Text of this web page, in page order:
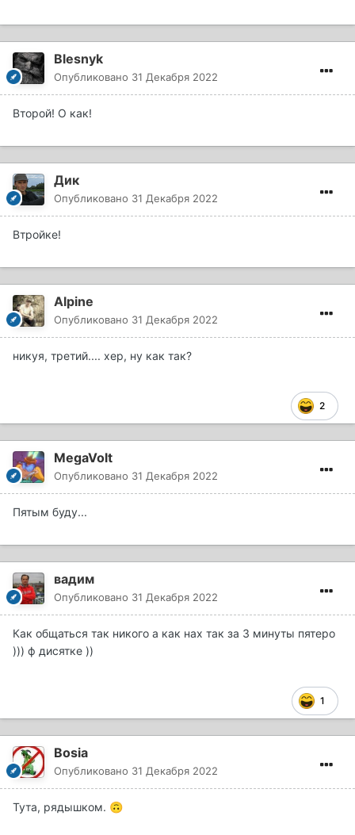
Blesnyk
Опубликовано 31 Декабря 2022
Второй! О как!
Дик
Опубликовано 31 Декабря 2022
Втройке!
Alpine
Опубликовано 31 Декабря 2022
никуя, третий.... хер, ну как так?
2
MegaVolt
Опубликовано 31 Декабря 2022
Пятым буду...
вадим
Опубликовано 31 Декабря 2022
Как общаться так никого а как нах так за 3 минуты пятеро
))) ф дисятке ))
1
Bosia
Опубликовано 31 Декабря 2022
Тута, рядышком. 🙃